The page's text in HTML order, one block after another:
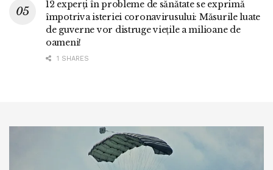
12 experți în probleme de sănătate se exprimă
împotriva isteriei coronavirusului: Măsurile luate
de guverne vor distruge viețile a milioane de
oameni!
1 SHARES